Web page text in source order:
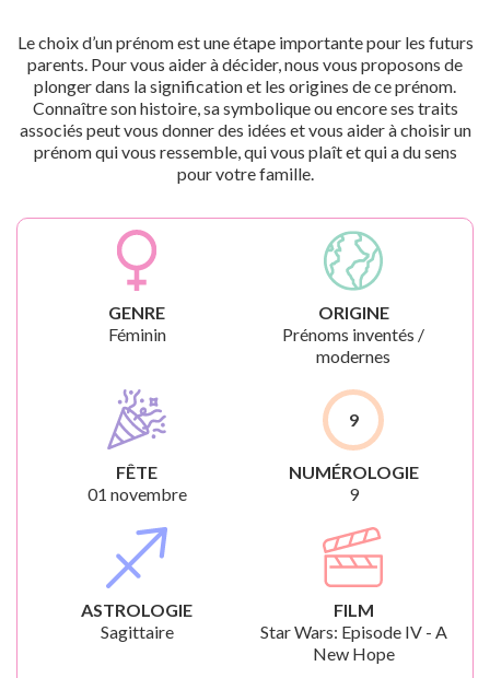
Le choix d’un prénom est une étape importante pour les futurs
parents. Pour vous aider à décider, nous vous proposons de
plonger dans la signification et les origines de ce prénom.
Connaître son histoire, sa symbolique ou encore ses traits
associés peut vous donner des idées et vous aider à choisir un
prénom qui vous ressemble, qui vous plaît et qui a du sens
pour votre famille.
GENRE
Féminin
ORIGINE
Prénoms inventés /
modernes
FÊTE
01 novembre
9
NUMÉROLOGIE
9
ASTROLOGIE
Sagittaire
FILM
Star Wars: Episode IV - A
New Hope